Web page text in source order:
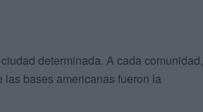
determinada. A cada comunidad,
bases americanas fueron la